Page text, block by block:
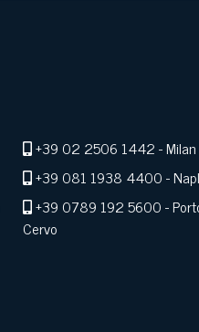
+39 02 2506 1442- Milan
+39 081 1938 4400-
+39 0789 192 5600-
Cervo